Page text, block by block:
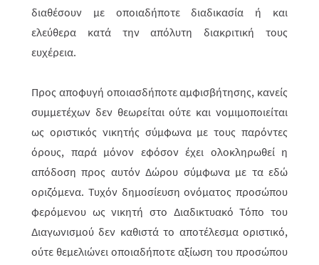
διαθέσουν με οποια­δήποτε διαδικα­σία ή και
ελεύθερα κατά την απόλυτη διακριτική τους
ευχέρεια.
Προς αποφυγή οποιασδήποτε αμφισβήτησης, κανείς
συμμετέχων δεν θεω­ρεί­ται ούτε και νομιμοποιείται
ως οριστικός νικητής σύμφωνα με τους παρόντες
όρους, παρά μόνον εφόσον έχει ολοκληρωθεί η
απόδοση προς αυτόν Δώρου σύμ­φωνα με τα εδώ
οριζόμενα. Τυχόν δημοσίευση ονόματος προσώπου
φερό­με­νου ως νικητή στο Διαδικτυακό Τόπο του
Διαγωνισμού δεν καθιστά το απο­τέ­λεσμα οριστικό,
ούτε θεμελιώνει οποιαδήποτε αξίωση του προσώπου